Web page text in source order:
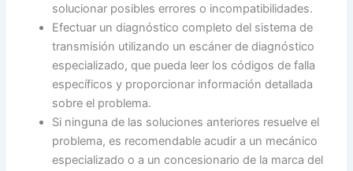
solucionar posibles errores o incompatibilidades.
Efectuar un diagnóstico completo del sistema de
transmisión utilizando un escáner de diagnóstico
especializado, que pueda leer los códigos de falla
específicos y proporcionar información detallada
sobre el problema.
Si ninguna de las soluciones anteriores resuelve el
problema, es recomendable acudir a un mecánico
especializado o a un concesionario de la marca del